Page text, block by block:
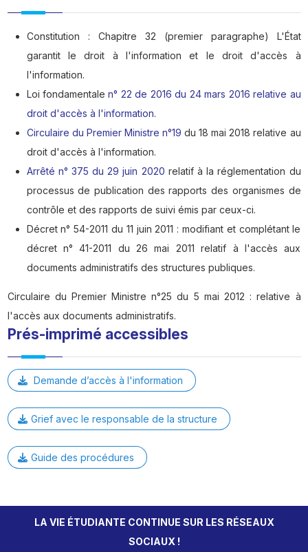
Constitution : Chapitre 32 (premier paragraphe) L'État
garantit le droit à l'information et le droit d'accès à
l'information.
Loi fondamentalen° 22 de 2016 du 24 mars 2016 relative au
droit d'accès à l'information.
Circulaire du Premier Ministre n°19 du 18 mai 2018 relative au
droit d'accès à l'information.
Arrêté n° 375 du 29 juin 2020 relatif à la réglementation du
processus de publication des rapports des organismes de
contrôle et des rapports de suivi émis par ceux-ci.
Décret n° 54-2011 du 11 juin 2011 : modifiant et complétant le
décret n° 41-2011 du 26 mai 2011 relatif à l'accès aux
documents administratifs des structures publiques.
Circulaire du Premier Ministre n°25 du 5 mai 2012 : relative à
l'accès aux documents administratifs.
Prés-imprimé accessibles
Demande d’accès à l'information
Grief avec le responsable de la structure
Guide des procédures
LA VIE ÉTUDIANTE CONTINUE SUR LES RÉSEAUX
SOCIAUX !